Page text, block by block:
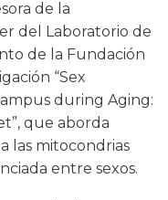
de la
del Laboratorio de
de la Fundación
“Sex
during Aging:
que aborda
las mitocondrias
entre sexos.